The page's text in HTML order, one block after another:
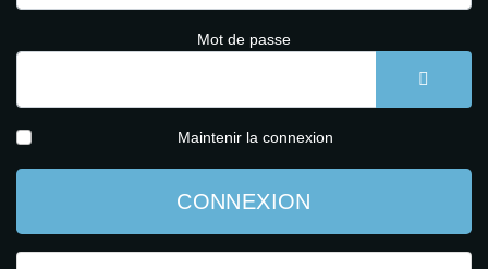
Mot de passe
Maintenir la connexion
CONNEXION